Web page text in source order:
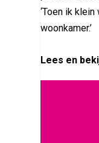
‘Toen ik
woonkamer.’
Lees en